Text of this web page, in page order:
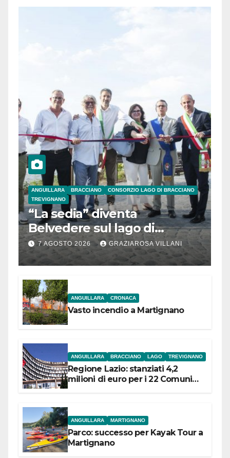
ANGUILLARA BRACCIANO
CONSORZIO LAGO DI BRACCIANO
TREVIGNANO
“La sedia” diventa
Belvedere sul lago di
Bracciano: ieri
l’inaugurazione
7 AGOSTO 2026 GRAZIAROSA VILLANI
ANGUILLARA CRONACA
Vasto incendio a Martignano
ANGUILLARA BRACCIANO LAGO TREVIGNANO
Regione Lazio: stanziati 4,2
milioni di euro per i 22 Comuni
ANGUILLARA MARTIGNANO
Parco: successo per Kayak Tour a
Martignano